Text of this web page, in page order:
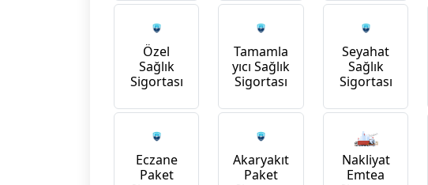
Özel
Sağlık
Sigortası
Tamamla
yıcı Sağlık
Sigortası
Seyahat
Sağlık
Sigortası
Eczane
Paket
Akaryakıt
Paket
Nakliyat
Emtea